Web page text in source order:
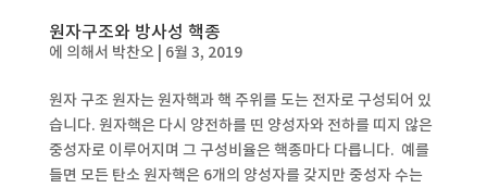
원자구조와 방사성 핵종
에 의해서 박찬오| 6월 3, 2019
원자 구조 원자는 원자핵과 핵 주위를 도는 전자로 구성되어 있
습니다. 원자핵은 다시 양전하를 띤 양성자와 전하를 띠지 않은
중성자로 이루어지며 그 구성비율은 핵종마다 다릅니다. 예를
들면 모든 탄소 원자핵은 6개의 양성자를 갖지만 중성자 수는